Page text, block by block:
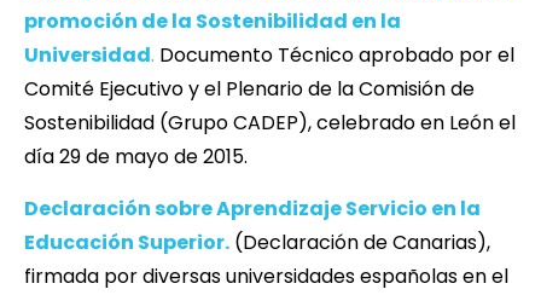
promoción de la Sostenibilidad en la
Universidad. Documento Técnico aprobado por el
Comité Ejecutivo y el Plenario de la Comisión de
Sostenibilidad (Grupo CADEP), celebrado en León el
día 29 de mayo de 2015.
Declaración sobre Aprendizaje Servicio en la
Educación Superior. (Declaración de Canarias),
firmada por diversas universidades españolas en el